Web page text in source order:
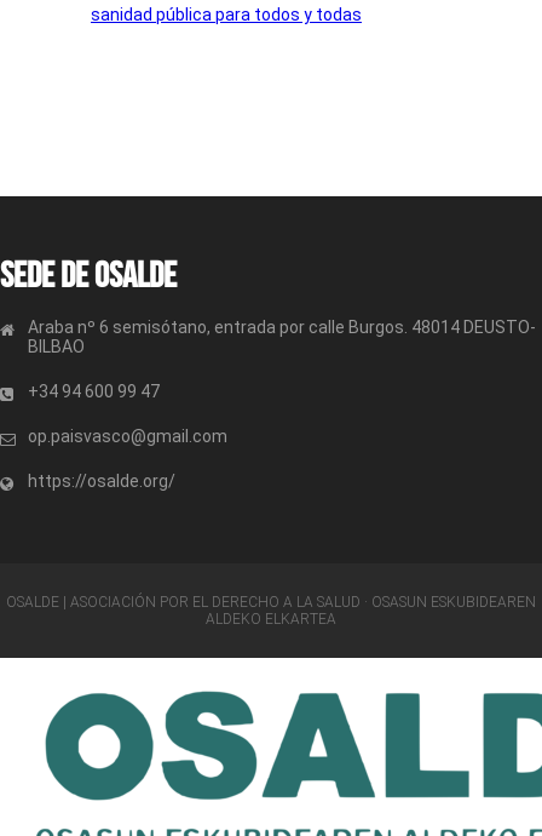
sanidad pública para todos y todas
Sede de OSALDE
Araba nº 6 semisótano, entrada por calle Burgos. 48014 DEUSTO-
BILBAO
+34 94 600 99 47
op.paisvasco@gmail.com
https://osalde.org/
OSALDE | ASOCIACIÓN POR EL DERECHO A LA SALUD · OSASUN ESKUBIDEAREN
ALDEKO ELKARTEA